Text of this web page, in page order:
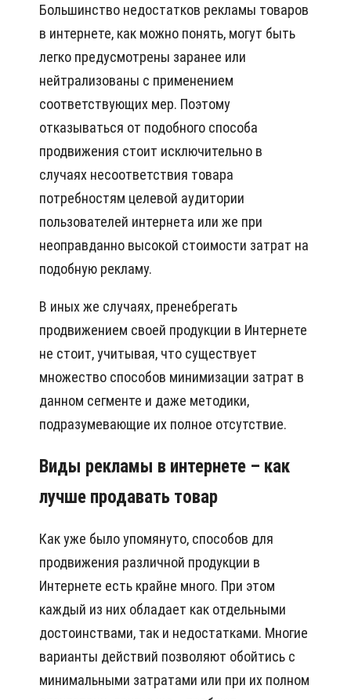
Большинство недостатков рекламы товаров
в интернете, как можно понять, могут быть
легко предусмотрены заранее или
нейтрализованы с применением
соответствующих мер. Поэтому
отказываться от подобного способа
продвижения стоит исключительно в
случаях несоответствия товара
потребностям целевой аудитории
пользователей интернета или же при
неоправданно высокой стоимости затрат на
подобную рекламу.
В иных же случаях, пренебрегать
продвижением своей продукции в Интернете
не стоит, учитывая, что существует
множество способов минимизации затрат в
данном сегменте и даже методики,
подразумевающие их полное отсутствие.
Виды рекламы в интернете – как
лучше продавать товар
Как уже было упомянуто, способов для
продвижения различной продукции в
Интернете есть крайне много. При этом
каждый из них обладает как отдельными
достоинствами, так и недостатками. Многие
варианты действий позволяют обойтись с
минимальными затратами или при их полном